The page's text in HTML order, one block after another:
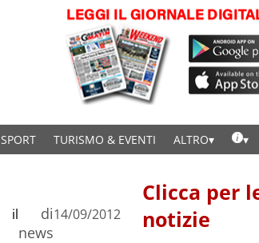
SPORT TURISMO & EVENTI ALTRO
di
news
il 14/09/2012
Clicca per
notizie